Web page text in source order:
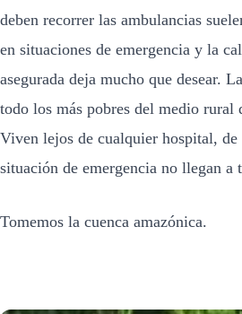
deben recorrer las ambulancias
en situaciones de emergencia y la
asegurada deja mucho que desear.
todo los más pobres del medio rural
Viven lejos de cualquier hospital, de
situación de emergencia no llegan a
Tomemos la cuenca amazónica.